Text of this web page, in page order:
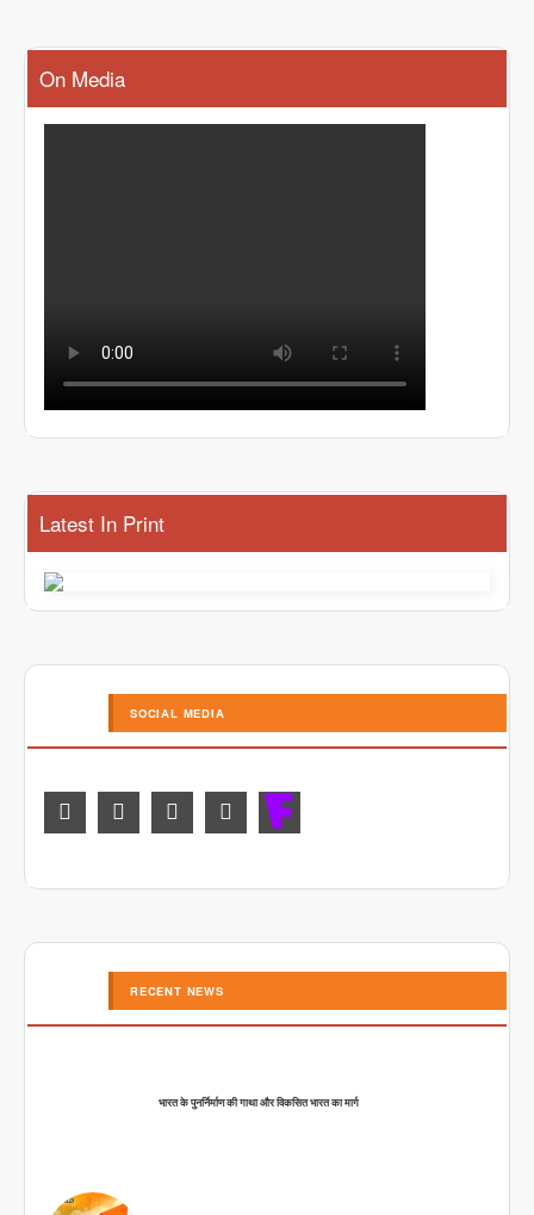
On Media
Latest In Print
SOCIAL MEDIA
RECENT NEWS
भारत के पुनर्निर्माण की गाथा और विकसित भारत का मार्ग